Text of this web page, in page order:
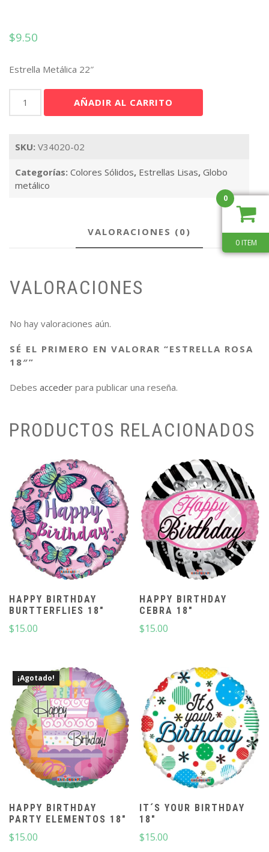
$9.50
Estrella Metálica 22″
Rosa
AÑADIR AL CARRITO
SKU: V34020-02
Categorías: Colores Sólidos, Estrellas Lisas, Globo
metálico
VALORACIONES (0)
VALORACIONES
No hay valoraciones aún.
SÉ EL PRIMERO EN VALORAR “ESTRELLA ROSA
18″”
Debes acceder para publicar una reseña.
PRODUCTOS RELACIONADOS
HAPPY BIRTHDAY
BURTTERFLIES 18″
$15.00
HAPPY BIRTHDAY
CEBRA 18″
$15.00
¡Agotado!
HAPPY BIRTHDAY
PARTY ELEMENTOS 18″
$15.00
IT´S YOUR BIRTHDAY
18″
$15.00
0
0 ITEM